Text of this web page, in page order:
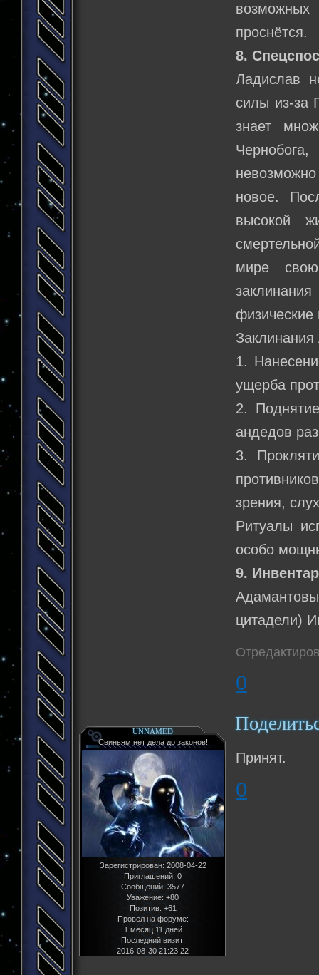
проснётся.
8.
Ладислав
силы из-за
знает
новое.
высокой
мире
физические
1.
ущерба
2.
андедов
3.
зрения,
Ритуалы
особо
9.
цитадели)
0
UNNAMED
Свиньям нет дела до законов!
Зарегистрирован: 2008-04-22
Приглашений: 0
Сообщений: 3577
Уважение: +80
Позитив: +61
Провел на форуме:
1 месяц 11 дней
Последний визит:
2016-08-30 21:23:22
Принят.
0